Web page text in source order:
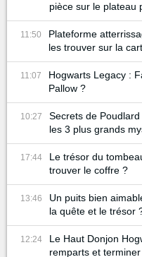
pièce sur le plateau
11:50
Plateforme
les trouver sur la
11:07
Hogwarts Legacy :
Pallow ?
10:27
Secrets de
les 3 plus grands
17:44
Le trésor du
trouver le coffre ?
13:46
Un puits bien
la quête et le trésor
12:24
Le Haut Donjon
remparts et